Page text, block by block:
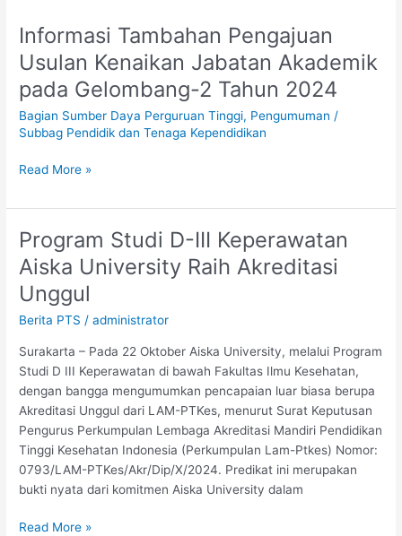
Informasi Tambahan Pengajuan
Usulan Kenaikan Jabatan Akademik
pada Gelombang-2 Tahun 2024
Bagian Sumber Daya Perguruan Tinggi, Pengumuman /
Subbag Pendidik dan Tenaga Kependidikan
Informasi
Tambahan
Pengajuan
Usulan
Kenaikan
Jabatan
pada
2
Tahun
2024
Read More »
Program Studi D-III Keperawatan
Aiska University Raih Akreditasi
Unggul
Berita PTS /administrator
Surakarta – Pada 22 Oktober Aiska University, melalui Program
Studi D III Keperawatan di bawah Fakultas Ilmu Kesehatan,
dengan bangga mengumumkan pencapaian luar biasa berupa
Akreditasi Unggul dari LAM-PTKes, menurut Surat Keputusan
Pengurus Perkumpulan Lembaga Akreditasi Mandiri Pendidikan
Tinggi Kesehatan Indonesia (Perkumpulan Lam-Ptkes) Nomor:
0793/LAM-PTKes/Akr/Dip/X/2024. Predikat ini merupakan
bukti nyata dari komitmen Aiska University dalam
Program
Studi
D-
III
Keperawatan
University
Raih
Akreditasi
Unggul
Read More »